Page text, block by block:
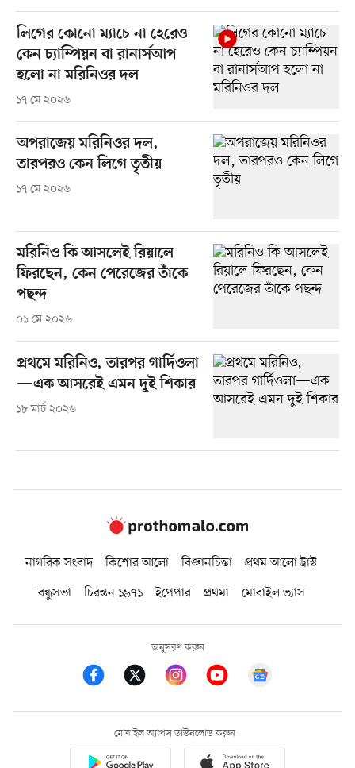
লিগের কোনো ম্যাচে না হেরেও
কেন চ্যাম্পিয়ন বা রানার্সআপ
হলো না মরিনিওর দল
১৭ মে ২০২৬
অপরাজেয় মরিনিওর দল,
তারপরও কেন লিগে তৃতীয়
১৭ মে ২০২৬
মরিনিও কি আসলেই রিয়ালে
ফিরছেন, কেন পেরেজের তাঁকে
পছন্দ
০১ মে ২০২৬
প্রথমে মরিনিও, তারপর গার্দিওলা
—এক আসরেই এমন দুই শিকার
১৮ মার্চ ২০২৬
নাগরিক সংবাদ কিশোর আলো বিজ্ঞানচিন্তা
প্রথম আলো ট্রাস্ট
বন্ধুসভা
চিরন্তন ১৯৭১ ইপেপার প্রথমা মোবাইল ভ্যাস
অনুসরণ করুন
মোবাইল অ্যাপস ডাউনলোড করুন